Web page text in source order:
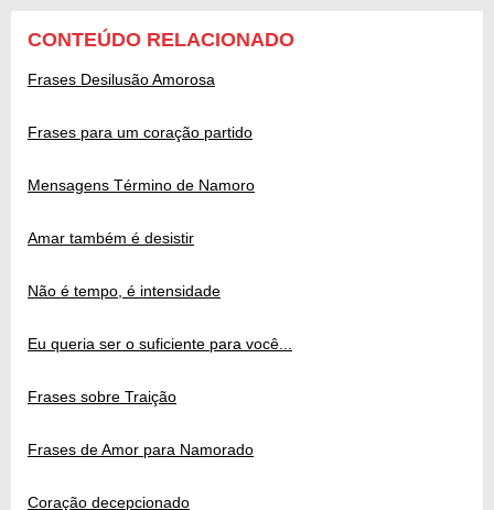
CONTEÚDO RELACIONADO
Frases Desilusão Amorosa
Frases para um coração partido
Mensagens Término de Namoro
Amar também é desistir
Não é tempo, é intensidade
Eu queria ser o suficiente para você...
Frases sobre Traição
Frases de Amor para Namorado
Coração decepcionado